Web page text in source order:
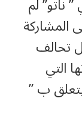
المشاركة
تحالف
التي
ب ”